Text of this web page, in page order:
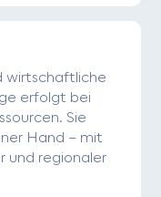
wirtschaftliche
erfolgt bei
Sie
Hand – mit
und regionaler